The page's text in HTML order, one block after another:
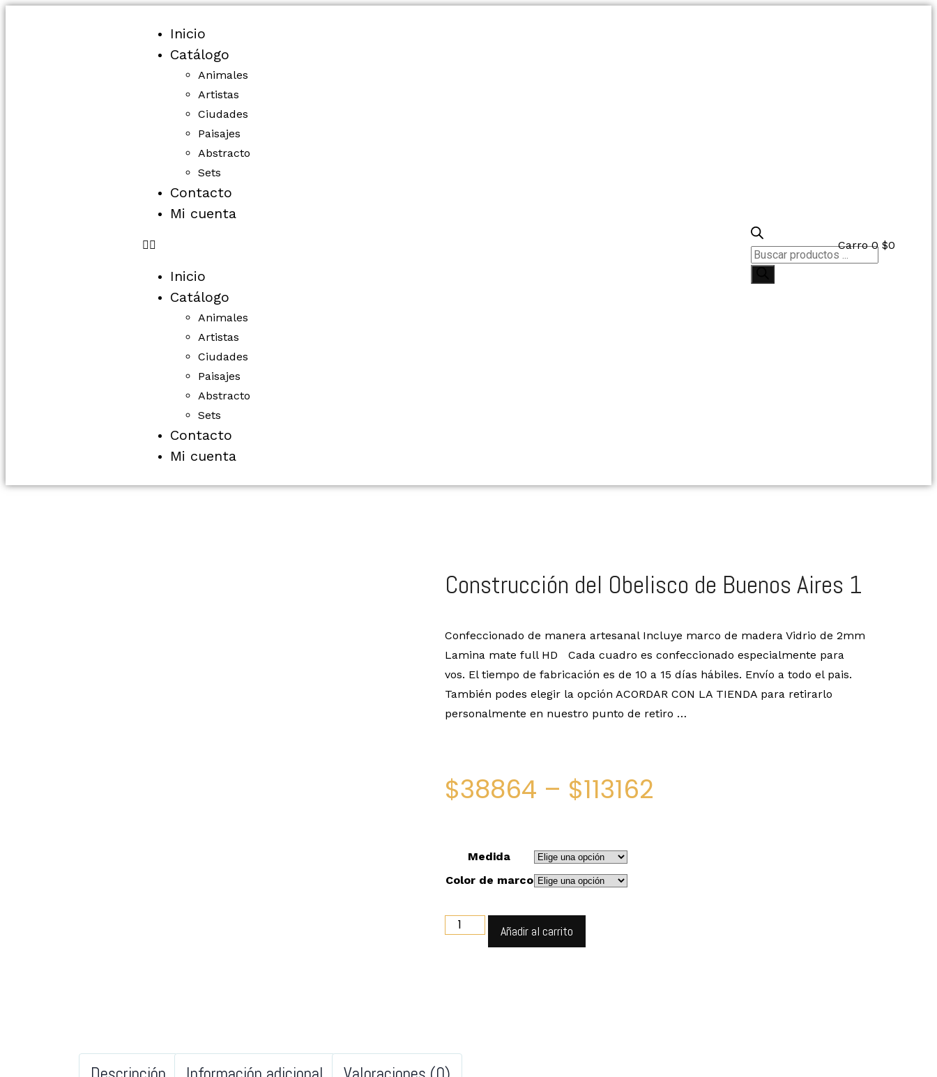
Inicio
Catálogo
Animales
Artistas
Ciudades
Paisajes
Abstracto
Sets
Contacto
Mi cuenta
Inicio
Catálogo
Animales
Artistas
Ciudades
Paisajes
Abstracto
Sets
Contacto
Mi cuenta
Carro 0 $0
Construcción del Obelisco de Buenos Aires 1
Confeccionado de manera artesanal Incluye marco de madera Vidrio de 2mm
Lamina mate full HD Cada cuadro es confeccionado especialmente para
vos. El tiempo de fabricación es de 10 a 15 días hábiles. Envío a todo el pais.
También podes elegir la opción ACORDAR CON LA TIENDA para retirarlo
personalmente en nuestro punto de retiro …
$38864 – $113162
Medida
Color de marco
Añadir al carrito